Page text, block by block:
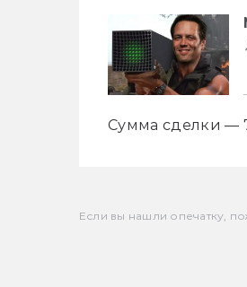
Сумма сделки —
Если вы нашли опечатку,